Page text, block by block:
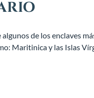
de los enclaves
Maritinica y las Islas